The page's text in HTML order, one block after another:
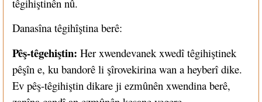
têgihiştinên nû.
Danasîna têgihîştina berê:
Pêş-têgehiştin: Her xwendevanek xwedî têgihiştinek
pêşîn e, ku bandorê li şîrovekirina wan a heyberî dike.
Ev pêş-têgihiştin dikare ji ezmûnên xwendina berê,